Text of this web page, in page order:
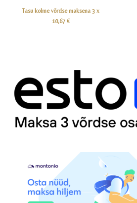
Tasu kolme võrdse maksena 3 x
10,67 €